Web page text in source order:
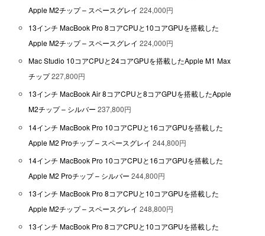
Apple M2チップ – スペースグレイ 224,000円
13インチ MacBook Pro 8コアCPUと10コアGPUを搭載した
Apple M2チップ – スペースグレイ 224,000円
Mac Studio 10コアCPUと24コアGPUを搭載したApple M1 Max
チップ227,800円
13インチ MacBook Air 8コアCPUと8コアGPUを搭載したApple
M2チップ – シルバー 237,800円
14インチ MacBook Pro 10コアCPUと16コアGPUを搭載した
Apple M2 Proチップ – スペースグレイ 244,800円
14インチ MacBook Pro 10コアCPUと16コアGPUを搭載した
Apple M2 Proチップ – シルバー 244,800円
13インチ MacBook Pro 8コアCPUと10コアGPUを搭載した
Apple M2チップ – スペースグレイ 248,800円
13インチ MacBook Pro 8コアCPUと10コアGPUを搭載した